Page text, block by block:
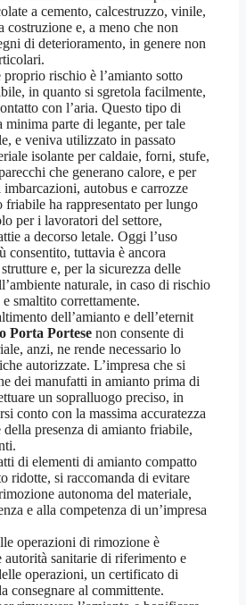
a cemento, calcestruzzo, vinile,
costruzione e, a meno che non
di deterioramento, in genere non
rischio è l’amianto sotto
in quanto si sgretola facilmente,
con l’aria. Questo tipo di
minima parte di legante, per tale
e veniva utilizzato in passato
isolante per caldaie, forni, stufe,
che generano calore, e per
autobus e carrozze
friabile ha rappresentato per lungo
per i lavoratori del settore,
a decorso letale. Oggi l’uso
consentito, tuttavia è ancora
e, per la sicurezza delle
naturale, in caso di rischio
smaltito correttamente.
dell’amianto e dell’eternit
Porta Portese non consente di
anzi, ne rende necessario lo
autorizzate. L’impresa che si
dei manufatti in amianto prima di
un sopralluogo preciso, in
conto con la massima accuratezza
presenza di amianto friabile,
di elementi di amianto compatto
ridotte, si raccomanda di evitare
autonoma del materiale,
e alla competenza di un’impresa
operazioni di rimozione è
autorità sanitarie di riferimento e
operazioni, un certificato di
consegnare al committente.